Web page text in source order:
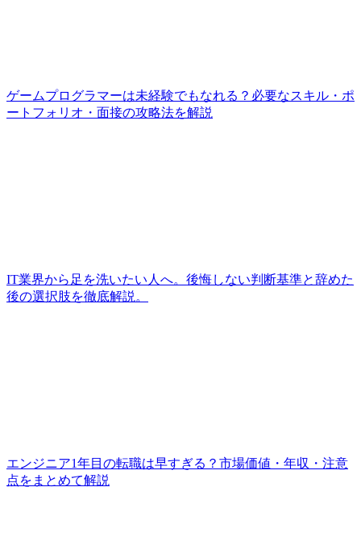
ゲームプログラマーは未経験でもなれる？必要なスキル・ポ
ートフォリオ・面接の攻略法を解説
IT業界から足を洗いたい人へ。後悔しない判断基準と辞めた
後の選択肢を徹底解説。
エンジニア1年目の転職は早すぎる？市場価値・年収・注意
点をまとめて解説